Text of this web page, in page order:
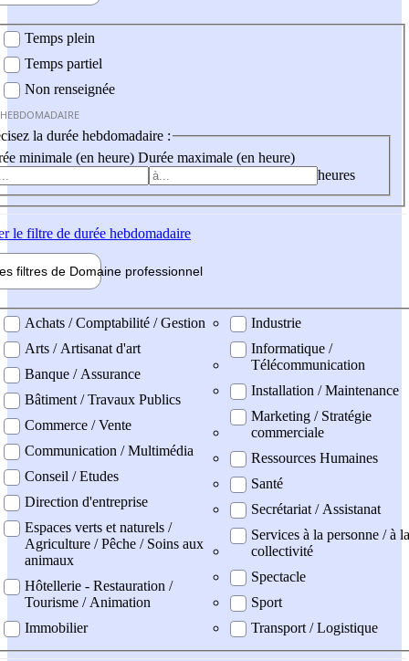
Temps plein
Temps partiel
Non renseignée
la durée hebdomadaire :
minimale (en heure) Durée maximale (en heure)
heures
le filtre de durée hebdomadaire
filtres de Domaine professionnel
professionel
Achats / Comptabilité / Gestion
Arts / Artisanat d'art
Banque / Assurance
Bâtiment / Travaux Publics
Commerce / Vente
Communication / Multimédia
Conseil / Etudes
Direction d'entreprise
Espaces verts et naturels /
Agriculture / Pêche / Soins aux
animaux
Hôtellerie - Restauration /
Tourisme / Animation
Immobilier
Industrie
Informatique /
Télécommunication
Installation / Maintenance
Marketing / Stratégie
commerciale
Ressources Humaines
Santé
Secrétariat / Assistanat
Services à la personne / à la
collectivité
Spectacle
Sport
Transport / Logistique